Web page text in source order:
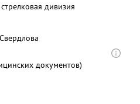
дивизия
документов)